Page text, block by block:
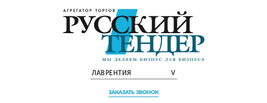
ЛАВРЕНТИЯ V
ЗАКАЗАТЬ ЗВОНОК